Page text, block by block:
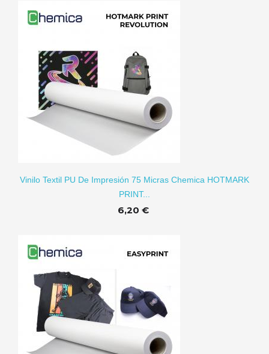
Vinilo Textil PU De Impresión 75 Micras Chemica HOTMARK
PRINT...
6,20 €